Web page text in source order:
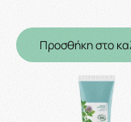
Προσθήκη στο